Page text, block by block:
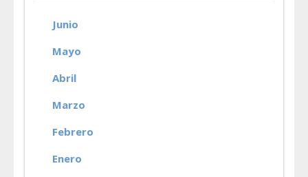
Junio
Mayo
Abril
Marzo
Febrero
Enero